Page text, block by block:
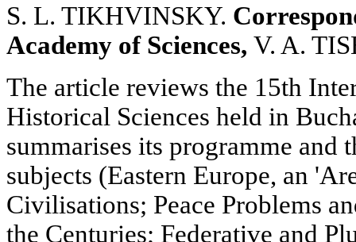
S. L. TIKHVINSKY.
Academy of Sciences, V. A.
The article reviews the 15th
Historical Sciences held in
summarises its programme and
subjects (Eastern Europe, an
Civilisations; Peace Problems
the Centuries; Federative and